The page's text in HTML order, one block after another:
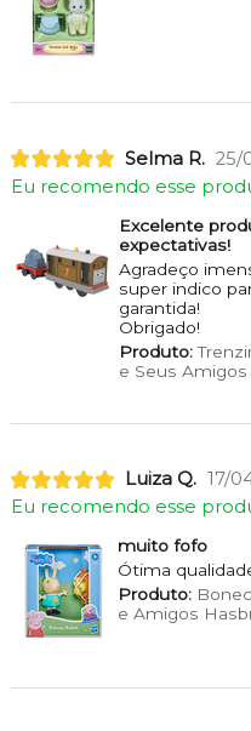
Selma R. 25/
Eu recomendo esse
Excelente
expectativas!
Agradeço
super indico
garantida!
Obrigado!
Produto:
e Seus
Luiza Q. 17/
Eu recomendo esse
muito fofo
Ótima
Produto:
e Amigos